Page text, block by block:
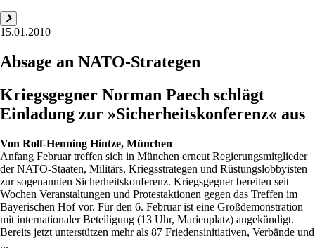
15.01.2010
Absage an NATO-Strategen
Kriegsgegner Norman Paech schlägt
Einladung zur »Sicherheitskonferenz« aus
Von Rolf-Henning Hintze, München
Anfang Februar treffen sich in München erneut Regierungsmitglieder
der NATO-Staaten, Militärs, Kriegsstrategen und Rüstungslobbyisten
zur sogenannten Sicherheitskonferenz. Kriegsgegner bereiten seit
Wochen Veranstaltungen und Protestaktionen gegen das Treffen im
Bayerischen Hof vor. Für den 6. Februar ist eine Großdemonstration
mit internationaler Beteiligung (13 Uhr, Marienplatz) angekündigt.
Bereits jetzt unterstützen mehr als 87 Friedensinitiativen, Verbände und
...